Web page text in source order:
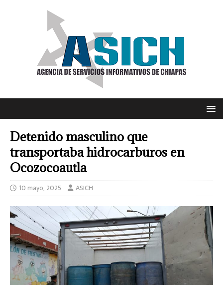
Detenido masculino que
transportaba hidrocarburos en
Ocozocoautla
10 mayo, 2025 ASICH